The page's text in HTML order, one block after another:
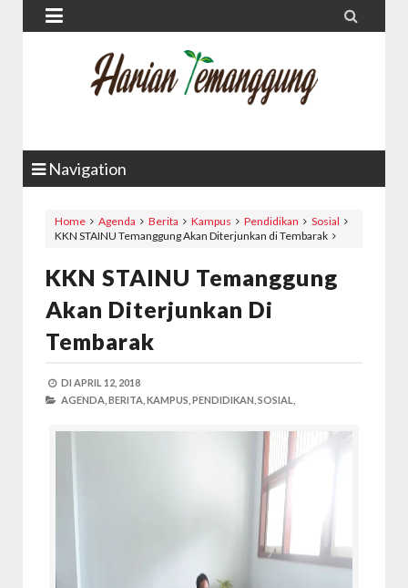
 
Navigation
Home Agenda Berita Kampus Pendidikan
Sosial
KKN STAINU Temanggung Akan Diterjunkan di Tembarak
KKN STAINU Temanggung
Akan Diterjunkan Di
Tembarak
DI APRIL 12, 2018
AGENDA, BERITA, KAMPUS, PENDIDIKAN, SOSIAL,